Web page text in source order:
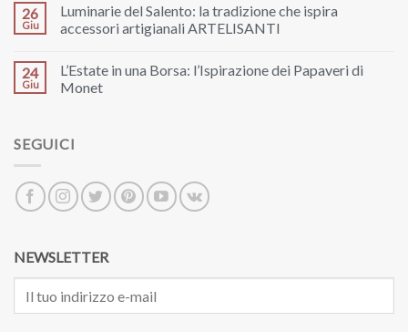
26
Giu
Luminarie del Salento: la tradizione che ispira
accessori artigianali ARTELISANTI
24
Giu
L’Estate in una Borsa: l’Ispirazione dei Papaveri di
Monet
SEGUICI
NEWSLETTER